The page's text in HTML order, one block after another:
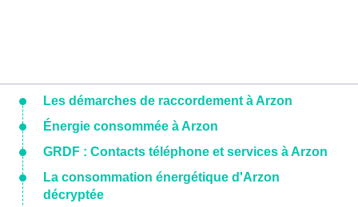
Les démarches de raccordement à Arzon
Énergie consommée à Arzon
GRDF : Contacts téléphone et services à Arzon
La consommation énergétique d'Arzon
décryptée